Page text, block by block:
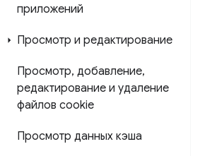
приложений
Просмотр и редактирование
Просмотр, добавление,
редактирование и удаление
файлов cookie
Просмотр данных кэша